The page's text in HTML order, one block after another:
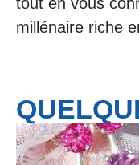
millénaire riche